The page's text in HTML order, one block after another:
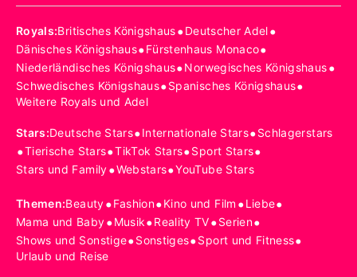
Royals:Britisches Königshaus•Deutscher Adel•
Dänisches Königshaus•Fürstenhaus Monaco•
Niederländisches Königshaus•Norwegisches Königshaus•
Schwedisches Königshaus•Spanisches Königshaus•
Weitere Royals und Adel
Stars:Deutsche Stars•Internationale Stars•Schlagerstars
•Tierische Stars•TikTok Stars•Sport Stars•
Stars und Family•Webstars•YouTube Stars
Themen:Beauty•Fashion•Kino und Film •Liebe•
Mama und Baby•Musik•Reality TV•Serien•
Shows und Sonstige•Sonstiges•Sport und Fitness•
Urlaub und Reise